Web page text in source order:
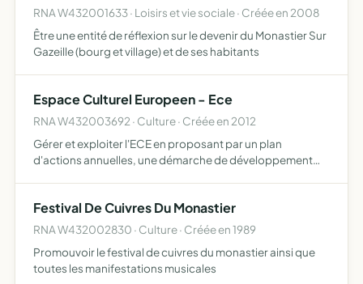
RNA W432001633 · Loisirs et vie sociale · Créée en 2008
Être une entité de réflexion sur le devenir du Monastier Sur
Gazeille (bourg et village) et de ses habitants
Espace Culturel Europeen - Ece
RNA W432003692 · Culture · Créée en 2012
Gérer et exploiter l'ECE en proposant par un plan
d'actions annuelles, une démarche de développement
patrimoniaux …
Festival De Cuivres Du Monastier
RNA W432002830 · Culture · Créée en 1989
Promouvoir le festival de cuivres du monastier ainsi que
toutes les manifestations musicales